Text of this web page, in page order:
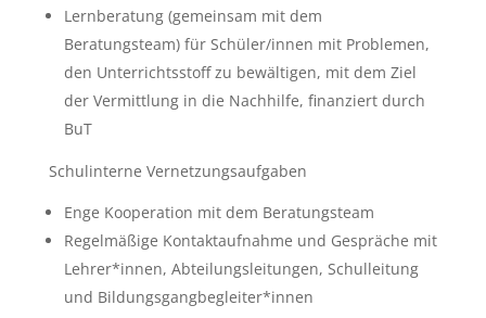
Lernberatung (gemeinsam mit dem
Beratungsteam) für Schüler/innen mit Problemen,
den Unterrichtsstoff zu bewältigen, mit dem Ziel
der Vermittlung in die Nachhilfe, finanziert durch
BuT
Schulinterne Vernetzungsaufgaben
Enge Kooperation mit dem Beratungsteam
Regelmäßige Kontaktaufnahme und Gespräche mit
Lehrer*innen, Abteilungsleitungen, Schulleitung
und Bildungsgangbegleiter*innen